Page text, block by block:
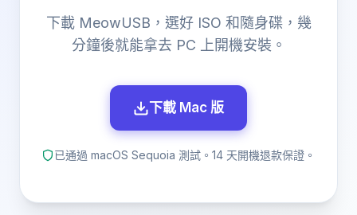
下載 MeowUSB，選好 ISO 和隨身碟，幾
分鐘後就能拿去 PC 上開機安裝。
下載 Mac 版
已通過 macOS Sequoia 測試。14 天開機退款保證。